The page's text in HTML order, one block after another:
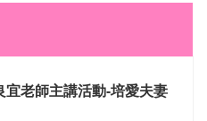
老師主講活動-培愛夫妻